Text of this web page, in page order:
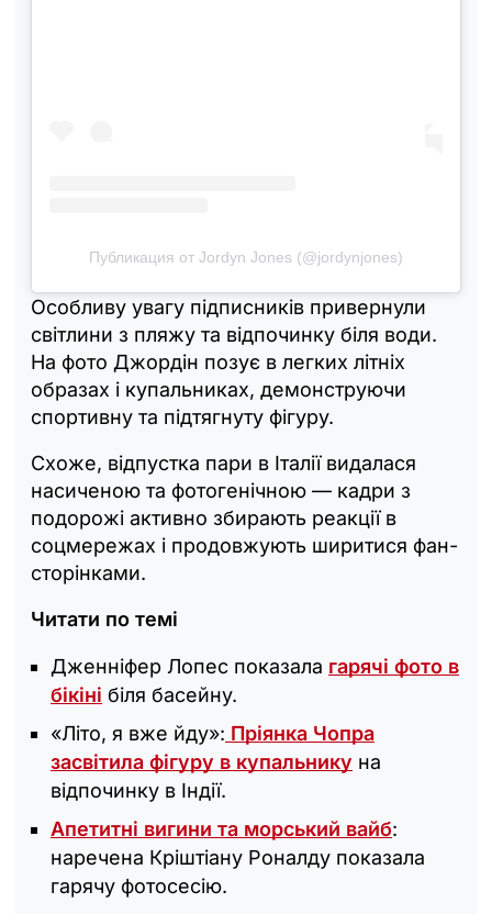
Публикация от Jordyn Jones (@jordynjones)
Особливу увагу підписників привернули
світлини з пляжу та відпочинку біля води.
На фото Джордін позує в легких літніх
образах і купальниках, демонструючи
спортивну та підтягнуту фігуру.
Схоже, відпустка пари в Італії видалася
насиченою та фотогенічною — кадри з
подорожі активно збирають реакції в
соцмережах і продовжують ширитися фан-
сторінками.
Читати по темі
Дженніфер Лопес показала гарячі фото в
бікіні біля басейну.
«Літо, я вже йду»: Пріянка Чопра
засвітила фігуру в купальнику на
відпочинку в Індії.
Апетитні вигини та морський вайб:
наречена Кріштіану Роналду показала
гарячу фотосесію.